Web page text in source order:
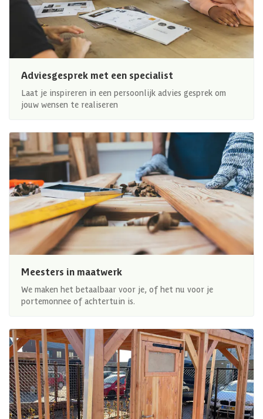
Adviesgesprek met een specialist
Laat je inspireren in een persoonlijk advies gesprek om
jouw wensen te realiseren
Meesters in maatwerk
We maken het betaalbaar voor je, of het nu voor je
portemonnee of achtertuin is.